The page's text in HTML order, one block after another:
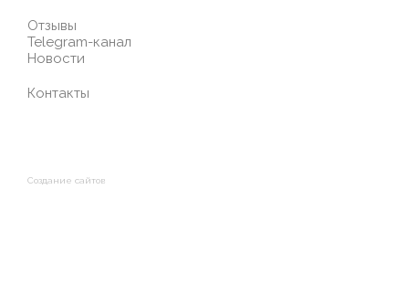
Отзывы
Telegram-канал
Новости
Контакты
Создание сайтов